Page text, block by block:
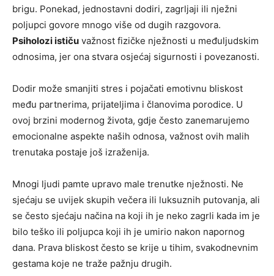
brigu. Ponekad, jednostavni dodiri, zagrljaji ili nježni
poljupci govore mnogo više od dugih razgovora.
Psiholozi ističu važnost fizičke nježnosti u međuljudskim
odnosima, jer ona stvara osjećaj sigurnosti i povezanosti.
Dodir može smanjiti stres i pojačati emotivnu bliskost
među partnerima, prijateljima i članovima porodice. U
ovoj brzini modernog života, gdje često zanemarujemo
emocionalne aspekte naših odnosa, važnost ovih malih
trenutaka postaje još izraženija.
Mnogi ljudi pamte upravo male trenutke nježnosti. Ne
sjećaju se uvijek skupih večera ili luksuznih putovanja, ali
se često sjećaju načina na koji ih je neko zagrli kada im je
bilo teško ili poljupca koji ih je umirio nakon napornog
dana. Prava bliskost često se krije u tihim, svakodnevnim
gestama koje ne traže pažnju drugih.